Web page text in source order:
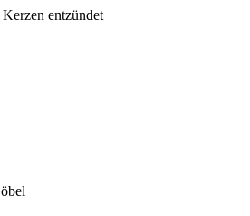
entzündet